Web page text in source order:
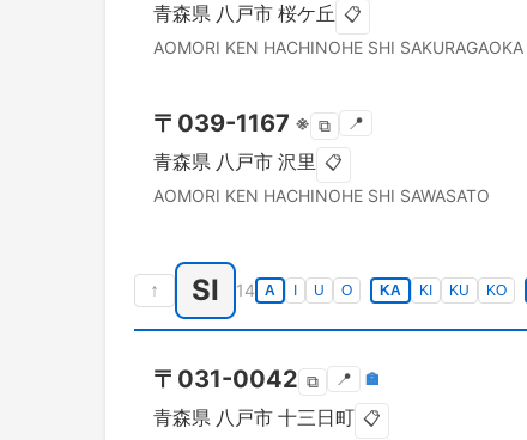
青森県 八戸市 桜ケ丘 📋
AOMORI KEN HACHINOHE SHI SAKURAGAOKA
〒 039-1167 ※ ⧉ 📍
青森県 八戸市 沢里 📋
AOMORI KEN HACHINOHE SHI SAWASATO
↑ SI 14 A U O KA KI KU KO
〒 031-0042 ⧉ 📍 🏣
青森県 八戸市 十三日町 📋